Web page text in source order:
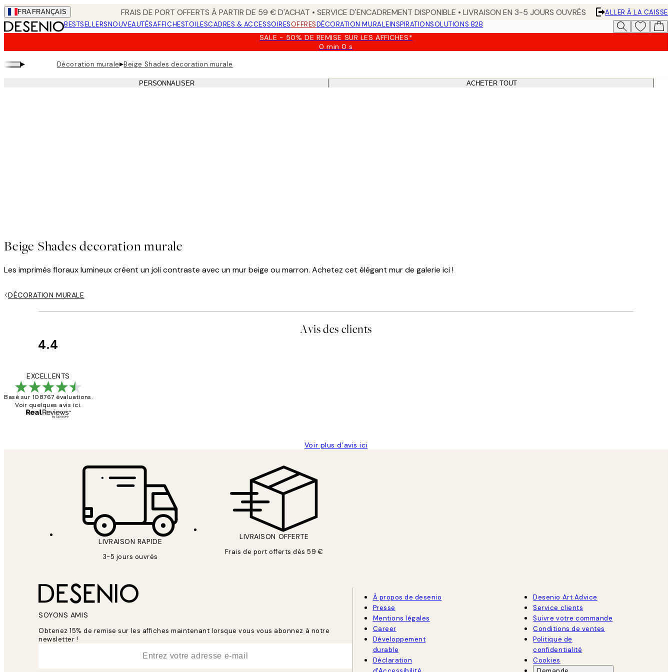
Skip
to
main
FRA FRANÇAIS FRAIS DE PORT OFFERTS À PARTIR DE 59 € D'ACHAT • SERVICE D'ENCADREMENT DISPONIBLE • LIVRAISON EN 3-5 JOURS OUVRÉS
ALLER À LA CAISSE
BESTSELLERSNOUVEAUTÉSAFFICHESTOILESCADRES & ACCESSOIRESOFFRESDÉCORATION MURALEINSPIRATIONSOLUTIONS B2B
SALE - 50% DE REMISE SUR LES AFFICHES*
0 min0 s
Valable
2026-
▸ Décoration murale▸Beige Shades decoration murale
PERSONNALISER ACHETER TOUT
Beige Shades decoration murale
Les imprimés floraux lumineux créent un joli contraste avec un mur beige ou marron. Achetez cet élégant mur de galerie ici !
DÉCORATION MURALE
Avis des clients
4.4
EXCELLENTS
Basé sur 108767 évaluations.
Voir quelques avis ici.
Voir plus d’avis ici
LIVRAISON RAPIDE
3-5 jours ouvrés
LIVRAISON OFFERTE
Frais de port offerts dès 59 €
SOYONS AMIS
Obtenez 15% de remise sur les affiches maintenant lorsque vous vous abonnez à notre
newsletter !
À propos de desenio
Presse
Mentions légales
Career
Développement
durable
Déclaration
Desenio Art Advice
Service clients
Suivre votre commande
Conditions de ventes
Politique de
confidentialité
Cookies